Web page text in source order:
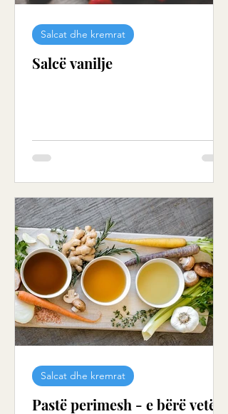
Salcë vanilje
Salcat dhe kremrat
Pastë perimesh - e bërë vetë
Salcat dhe kremrat